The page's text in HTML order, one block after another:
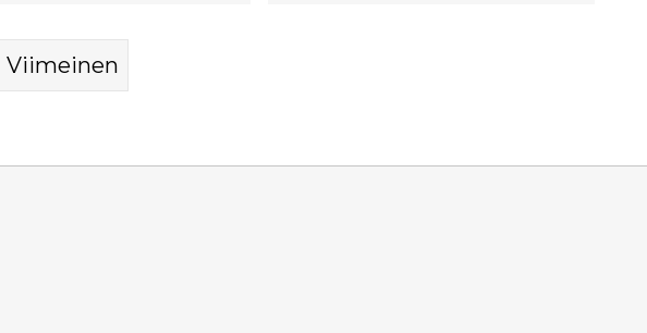
kokoama asiantuntijakaarti
joukon ratkaisuja
Viimeinen